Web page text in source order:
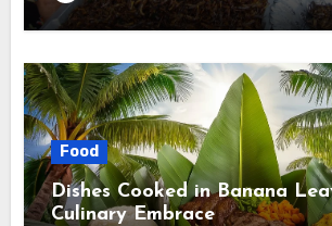
Food
Dishes Cooked in Banana
Culinary Embrace